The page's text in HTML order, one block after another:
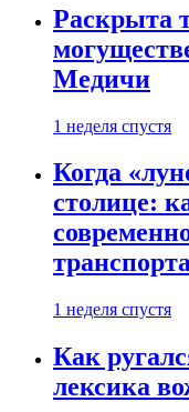
Раскрыта
Медичи
1 неделя спустя
Когда
столице:
1 неделя спустя
Как
лексика